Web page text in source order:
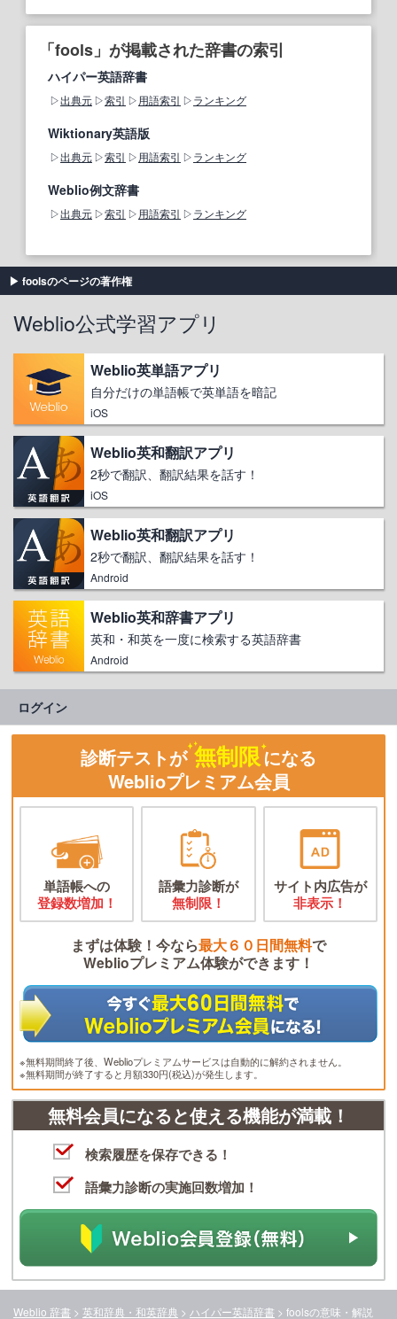
「fools」が掲載された辞書の索引
ハイパー英語辞書
出典元 索引 用語索引 ランキング
Wiktionary英語版
出典元 索引 用語索引 ランキング
Weblio例文辞書
出典元 索引 用語索引 ランキング
foolsのページの著作権
Weblio公式学習アプリ
Weblio英単語アプリ
自分だけの単語帳で英単語を暗記
iOS
Weblio英和翻訳アプリ
2秒で翻訳、翻訳結果を話す！
iOS
Weblio英和翻訳アプリ
2秒で翻訳、翻訳結果を話す！
Android
Weblio英和辞書アプリ
英和・和英を一度に検索する英語辞書
Android
ログイン
診断テストが 無制限になる
Weblioプレミアム会員
単語帳への
登録数増加！
語彙力診断が
無制限！
サイト内広告が
非表示！
まずは体験！今なら最大６０日間無料で
Weblioプレミアム体験ができます！
※無料期間終了後、Weblioプレミアムサービスは自動的に解約されません。
※無料期間が終了すると月額330円(税込)が発生します。
無料会員になると使える機能が満載！
検索履歴を保存できる！
語彙力診断の実施回数増加！
Weblio 辞書 > 英和辞典・和英辞典 > ハイパー英語辞書 > foolsの意味・解説